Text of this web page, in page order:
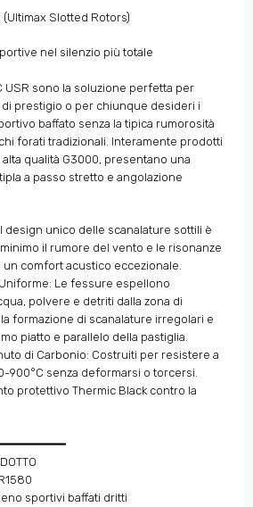
(Ultimax Slotted Rotors)
nel silenzio più totale
USR sono la soluzione perfetta per
prestigio o per chiunque desideri i
baffato senza la tipica rumorosità
forati tradizionali. Interamente prodotti
qualità G3000, presentano una
a passo stretto e angolazione
design unico delle scanalature sottili è
il rumore del vento e le risonanze
comfort acustico eccezionale.
Le fessure espellono
polvere e detriti dalla zona di
formazione di scanalature irregolari e
piatto e parallelo della pastiglia.
di Carbonio: Costruiti per resistere a
900°C senza deformarsi o torcersi.
protettivo Thermic Black contro la
sportivi baffati dritti